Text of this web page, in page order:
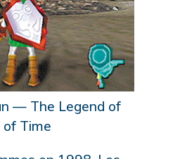
— The Legend of
of Time